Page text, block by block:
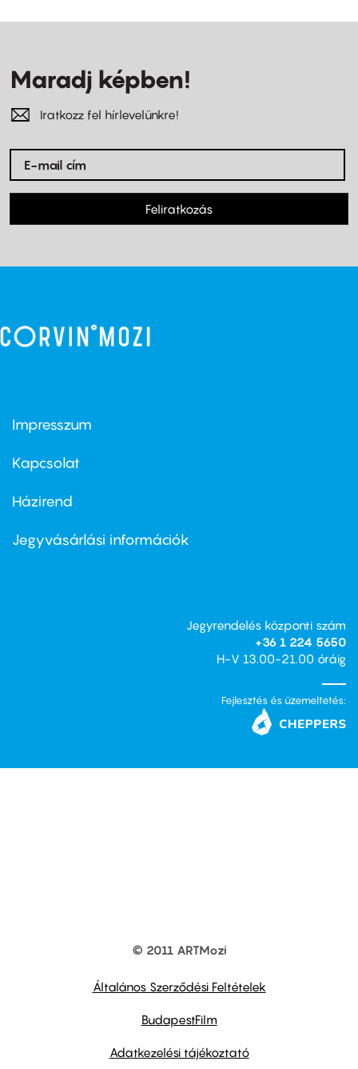
Maradj képben!
Iratkozz fel hírlevelünkre!
Feliratkozás
Footer
first
Impresszum
Kapcsolat
Footer
second
Házirend
Jegyvásárlási információk
Jegyrendelés központi szám
+36 1 224 5650
H-V 13.00-21.00 óráig
Fejlesztés és üzemeltetés:
© 2011 ARTMozi
Általános Szerződési Feltételek
BudapestFilm
Adatkezelési tájékoztató